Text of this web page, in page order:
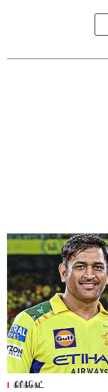
கிரிக்கெட்